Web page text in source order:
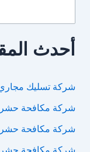
أحدث
شركة تسليك
شركة مكافحة
شركة مكافحة